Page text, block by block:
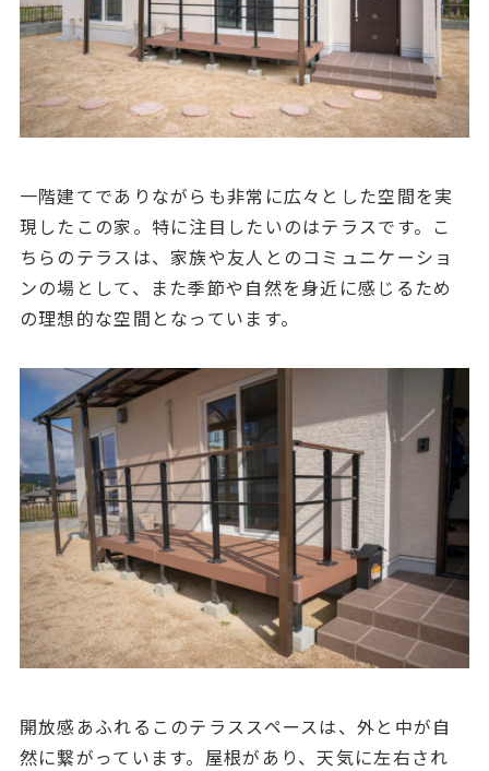
一階建てでありながらも非常に広々とした空間を実
現したこの家。特に注目したいのはテラスです。こ
ちらのテラスは、家族や友人とのコミュニケーショ
ンの場として、また季節や自然を身近に感じるため
の理想的な空間となっています。
開放感あふれるこのテラススペースは、外と中が自
然に繋がっています。屋根があり、天気に左右され